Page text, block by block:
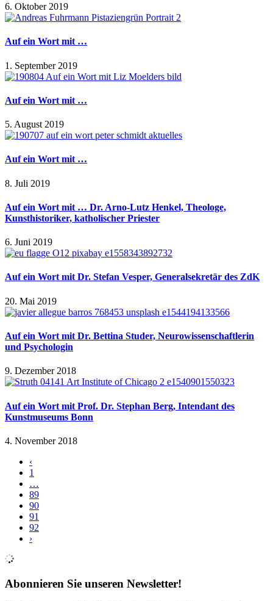
6. Oktober 2019
Auf ein Wort mit …
1. September 2019
Auf ein Wort mit …
5. August 2019
Auf ein Wort mit …
8. Juli 2019
Auf ein Wort mit … Dr. Arno-Lutz Henkel, Theologe,
Kunsthistoriker, katholischer Priester
6. Juni 2019
Auf ein Wort mit Dr. Stefan Vesper, Generalsekretär des ZdK
20. Mai 2019
Auf ein Wort mit Dr. Bettina Studer, Neurowissenschaftlerin
und Psychologin
9. Dezember 2018
Auf ein Wort mit Prof. Dr. Stephan Berg, Intendant des
Kunstmuseums Bonn
4. November 2018
‹
1
…
89
90
91
92
›
Abonnieren Sie unseren Newsletter!